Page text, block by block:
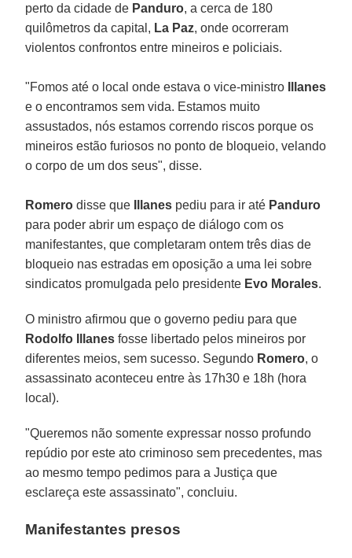
perto da cidade de Panduro, a cerca de 180
quilômetros da capital, La Paz, onde ocorreram
violentos confrontos entre mineiros e policiais.
"Fomos até o local onde estava o vice-ministro
Illanes
e o encontramos sem vida. Estamos muito
assustados, nós estamos correndo riscos porque os
mineiros estão furiosos no ponto de bloqueio, velando
o corpo de um dos seus", disse.
Romero disse que Illanes pediu para ir até Panduro
para poder abrir um espaço de diálogo com os
manifestantes, que completaram ontem três dias de
bloqueio nas estradas em oposição a uma lei sobre
sindicatos promulgada pelo presidente Evo Morales.
O ministro afirmou que o governo pediu para que
Rodolfo Illanes fosse libertado pelos mineiros por
diferentes meios, sem sucesso. Segundo Romero, o
assassinato aconteceu entre às 17h30 e 18h (hora
local).
"Queremos não somente expressar nosso profundo
repúdio por este ato criminoso sem precedentes, mas
ao mesmo tempo pedimos para a Justiça que
esclareça este assassinato", concluiu.
Manifestantes presos